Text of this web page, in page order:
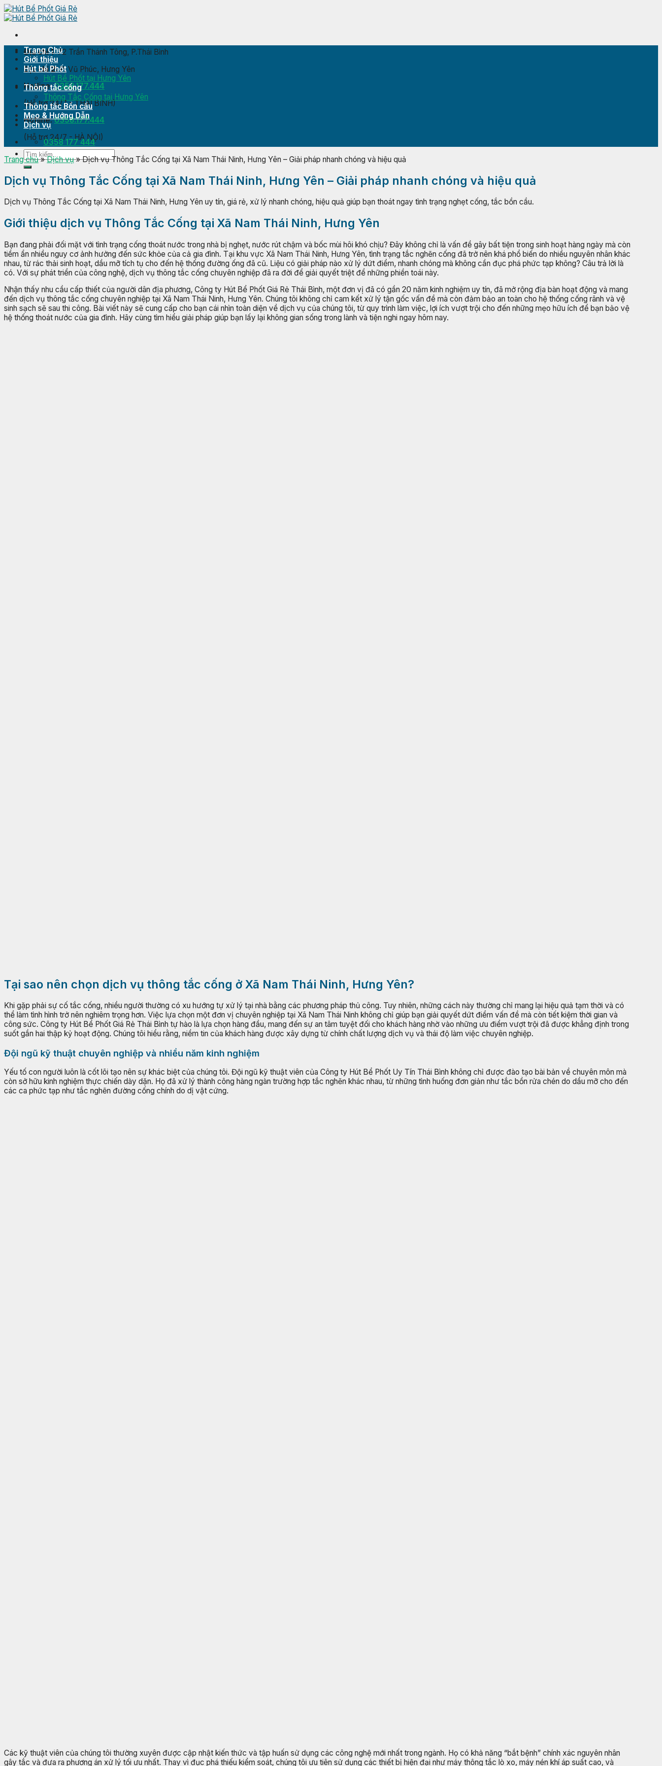
Skip
to
Địa chỉ 1:72 Trần Thánh Tông, P.Thái Bình
Địa chỉ 2:P. Vũ Phúc, Hưng Yên
Hotline: 0358.177.444
(Hỗ trợ 24/7 - THÁI BÌNH)
Hotline: 0358.177.444
(Hỗ trợ 24/7 - HÀ NỘI)
Trang Chủ
Giới thiệu
Hút bể Phốt
Hút Bể Phốt tại Hưng Yên
Thông tắc cống
Thông Tắc Cống tại Hưng Yên
Thông tắc Bồn cầu
Mẹo & Hướng Dẫn
Dịch vụ
0358 177 444
Trang chủ»Dịch vụ»Dịch vụ Thông Tắc Cống tại Xã Nam Thái Ninh, Hưng Yên – Giải pháp nhanh chóng và hiệu quả
Dịch vụ Thông Tắc Cống tại Xã Nam Thái Ninh, Hưng Yên – Giải pháp nhanh chóng và hiệu quả
Dịch vụ Thông Tắc Cống tại Xã Nam Thái Ninh, Hưng Yên uy tín, giá rẻ, xử lý nhanh chóng, hiệu quả giúp bạn thoát ngay tình trạng nghẹt cống, tắc bồn cầu.
Giới thiệu dịch vụ Thông Tắc Cống tại Xã Nam Thái Ninh, Hưng Yên
Bạn đang phải đối mặt với tình trạng cống thoát nước trong nhà bị nghẹt, nước rút chậm và bốc mùi hôi khó chịu? Đây không chỉ là vấn đề gây bất tiện trong sinh hoạt hàng ngày mà còn
tiềm ẩn nhiều nguy cơ ảnh hưởng đến sức khỏe của cả gia đình. Tại khu vực Xã Nam Thái Ninh, Hưng Yên, tình trạng tắc nghẽn cống đã trở nên khá phổ biến do nhiều nguyên nhân khác
nhau, từ rác thải sinh hoạt, dầu mỡ tích tụ cho đến hệ thống đường ống đã cũ. Liệu có giải pháp nào xử lý dứt điểm, nhanh chóng mà không cần đục phá phức tạp không? Câu trả lời là
có. Với sự phát triển của công nghệ, dịch vụ thông tắc cống chuyên nghiệp đã ra đời để giải quyết triệt để những phiền toái này.
Nhận thấy nhu cầu cấp thiết của người dân địa phương, Công ty Hút Bể Phốt Giá Rẻ Thái Bình, một đơn vị đã có gần 20 năm kinh nghiệm uy tín, đã mở rộng địa bàn hoạt động và mang
đến dịch vụ thông tắc cống chuyên nghiệp tại Xã Nam Thái Ninh, Hưng Yên. Chúng tôi không chỉ cam kết xử lý tận gốc vấn đề mà còn đảm bảo an toàn cho hệ thống cống rãnh và vệ
sinh sạch sẽ sau thi công. Bài viết này sẽ cung cấp cho bạn cái nhìn toàn diện về dịch vụ của chúng tôi, từ quy trình làm việc, lợi ích vượt trội cho đến những mẹo hữu ích để bạn bảo vệ
hệ thống thoát nước của gia đình. Hãy cùng tìm hiểu giải pháp giúp bạn lấy lại không gian sống trong lành và tiện nghi ngay hôm nay.
Tại sao nên chọn dịch vụ thông tắc cống ở Xã Nam Thái Ninh, Hưng Yên?
Khi gặp phải sự cố tắc cống, nhiều người thường có xu hướng tự xử lý tại nhà bằng các phương pháp thủ công. Tuy nhiên, những cách này thường chỉ mang lại hiệu quả tạm thời và có
thể làm tình hình trở nên nghiêm trọng hơn. Việc lựa chọn một đơn vị chuyên nghiệp tại Xã Nam Thái Ninh không chỉ giúp bạn giải quyết dứt điểm vấn đề mà còn tiết kiệm thời gian và
công sức. Công ty Hút Bể Phốt Giá Rẻ Thái Bình tự hào là lựa chọn hàng đầu, mang đến sự an tâm tuyệt đối cho khách hàng nhờ vào những ưu điểm vượt trội đã được khẳng định trong
suốt gần hai thập kỷ hoạt động. Chúng tôi hiểu rằng, niềm tin của khách hàng được xây dựng từ chính chất lượng dịch vụ và thái độ làm việc chuyên nghiệp.
Đội ngũ kỹ thuật chuyên nghiệp và nhiều năm kinh nghiệm
Yếu tố con người luôn là cốt lõi tạo nên sự khác biệt của chúng tôi. Đội ngũ kỹ thuật viên của Công ty Hút Bể Phốt Uy Tín Thái Bình không chỉ được đào tạo bài bản về chuyên môn mà
còn sở hữu kinh nghiệm thực chiến dày dặn. Họ đã xử lý thành công hàng ngàn trường hợp tắc nghẽn khác nhau, từ những tình huống đơn giản như tắc bồn rửa chén do dầu mỡ cho đến
các ca phức tạp như tắc nghẽn đường cống chính do dị vật cứng.
Các kỹ thuật viên của chúng tôi thường xuyên được cập nhật kiến thức và tập huấn sử dụng các công nghệ mới nhất trong ngành. Họ có khả năng “bắt bệnh” chính xác nguyên nhân
gây tắc và đưa ra phương án xử lý tối ưu nhất. Thay vì đục phá thiếu kiểm soát, chúng tôi ưu tiên sử dụng các thiết bị hiện đại như máy thông tắc lò xo, máy nén khí áp suất cao, và